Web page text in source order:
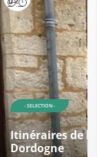
- SELECTION -
Itinéraires de
Dordogne